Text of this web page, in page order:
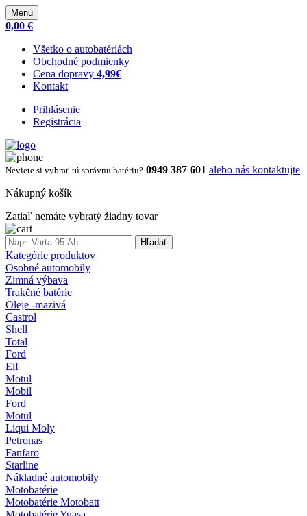
Menu
0,00 €
Všetko o autobatériách
Obchodné podmienky
Cena dopravy 4,99€
Kontakt
Prihlásenie
Registrácia
Neviete si vybrať tú správnu batériu? 0949 387 601 alebo nás kontaktujte
Nákupný košík
Zatiaľ nemáte vybratý žiadny tovar
Hľadať
Kategórie produktov
Osobné automobily
Zimná výbava
Trakčné batérie
Oleje -mazivá
Castrol
Shell
Total
Ford
Elf
Motul
Mobil
Ford
Motul
Liqui Moly
Petronas
Fanfaro
Starline
Nákladné automobily
Motobatérie
Motobatérie Motobatt